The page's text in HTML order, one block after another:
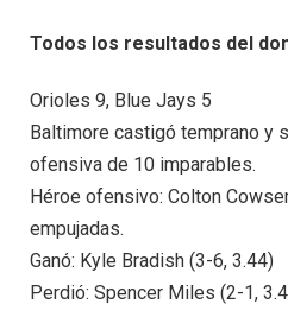
Todos los resultados del
Orioles 9, Blue Jays 5
Baltimore castigó temprano y
ofensiva de 10 imparables.
Héroe ofensivo: Colton
empujadas.
Ganó: Kyle Bradish (3-6, 3.44)
Perdió: Spencer Miles (2-1,